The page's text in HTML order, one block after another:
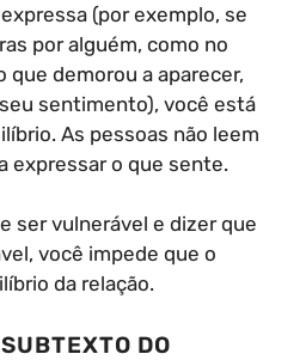
(por exemplo, se
por alguém, como no
demorou a aparecer,
sentimento), você está
As pessoas não leem
expressar o que sente.
ser vulnerável e dizer que
você impede que o
da relação.
DO